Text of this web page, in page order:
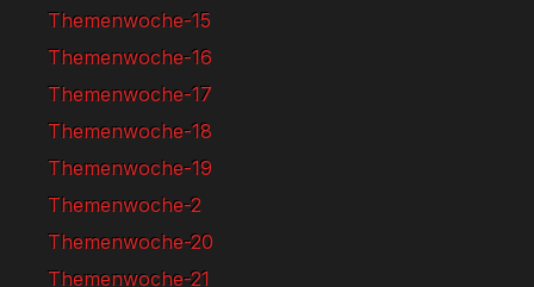
Themenwoche-15
Themenwoche-16
Themenwoche-17
Themenwoche-18
Themenwoche-19
Themenwoche-2
Themenwoche-20
Themenwoche-21